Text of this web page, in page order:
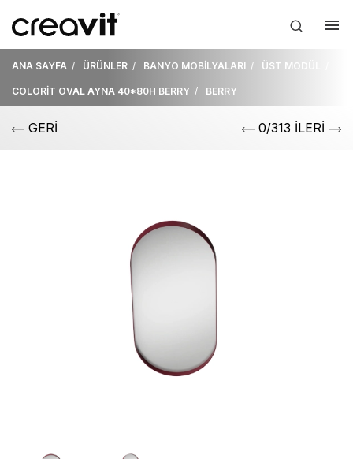
ANA SAYFA ÜRÜNLER BANYO MOBİLYALARI ÜST MODÜL
COLORİT OVAL AYNA 40*80H BERRY BERRY
GERİ 0/313 İLERİ